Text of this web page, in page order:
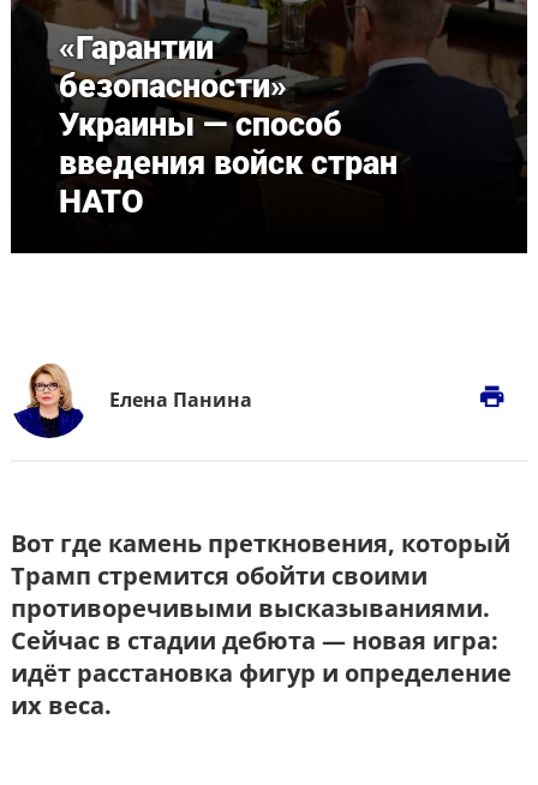
«Гарантии
безопасности»
Украины — способ
введения войск стран
НАТО
Елена Панина print
Вот где камень преткновения, который
Трамп стремится обойти своими
противоречивыми высказываниями.
Сейчас в стадии дебюта — новая игра:
идёт расстановка фигур и определение
их веса.